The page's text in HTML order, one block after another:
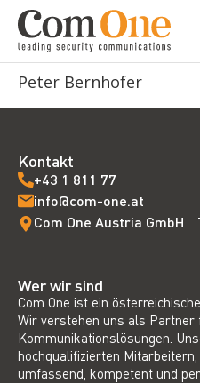
Peter Bernhofer
Kontakt
+43 1 811 77
info@com-one.at
Com One Austria GmbH
Wer wir sind
Com One ist ein
Wir verstehen uns als Partner
Kommunikationslösungen.
hochqualifizierten
umfassend, kompetent und